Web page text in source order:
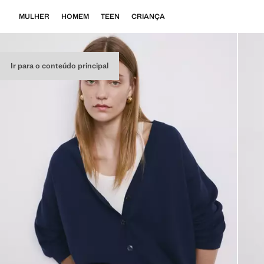
Ir para o conteúdo principal
MULHER HOMEM TEEN CRIANÇA